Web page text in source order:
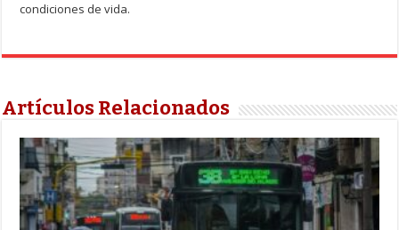
condiciones de vida.
Artículos Relacionados